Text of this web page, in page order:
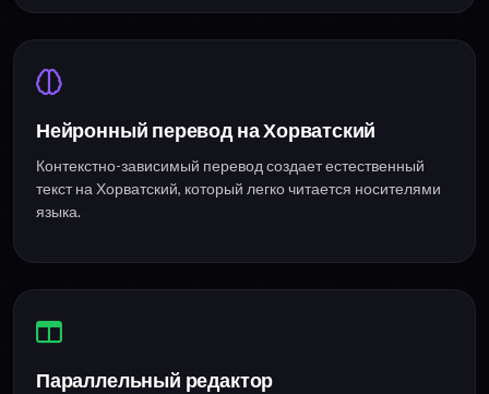
Нейронный перевод на Хорватский
Контекстно-зависимый перевод создает естественный
текст на Хорватский, который легко читается носителями
языка.
Параллельный редактор